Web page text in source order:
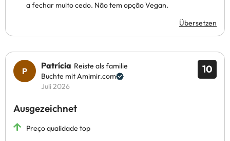
a fechar muito cedo. Não tem opção Vegan.
Übersetzen
10
Patrícia Reiste als familie
Buchte mit Amimir.com
Juli 2026
Ausgezeichnet
Preço qualidade top